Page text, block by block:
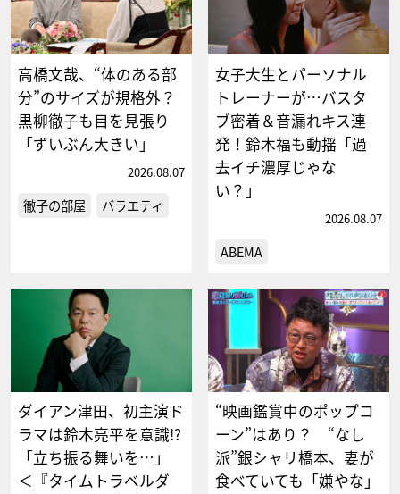
高橋文哉、“体のある部
分”のサイズが規格外？
黒柳徹子も目を見張り
「ずいぶん大きい」
2026.08.07
徹子の部屋 バラエティ
女子大生とパーソナル
トレーナーが…バスタ
ブ密着＆音漏れキス連
発！鈴木福も動揺「過
去イチ濃厚じゃな
い？」
2026.08.07
ABEMA
ダイアン津田、初主演ド
ラマは鈴木亮平を意識!?
「立ち振る舞いを…」
＜『タイムトラベルダ
“映画鑑賞中のポップコ
ーン”はあり？ “なし
派”銀シャリ橋本、妻が
食べていても「嫌やな」